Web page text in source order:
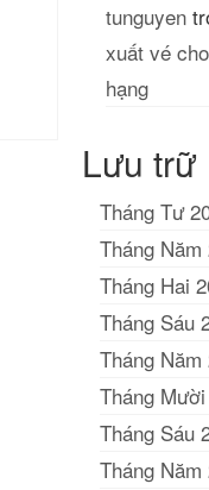
tunguyen
xuất vé
hạng
Lưu trữ
Tháng Tư
Tháng Năm
Tháng Hai
Tháng Sáu
Tháng Năm
Tháng
Tháng Sáu
Tháng Năm